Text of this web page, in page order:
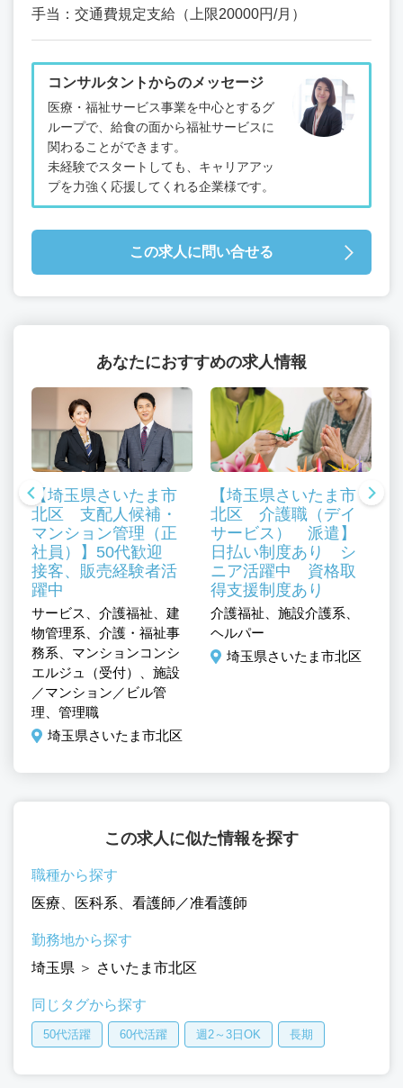
手当：交通費規定支給（上限20000円/月）
コンサルタントからのメッセージ
医療・福祉サービス事業を中心とするグ
ループで、給食の面から福祉サービスに
関わることができます。
未経験でスタートしても、キャリアアッ
プを力強く応援してくれる企業様です。
この求人に問い合せる
あなたにおすすめの求人情報
【埼玉県さいたま市
北区 支配人候補・
マンション管理（正
社員）】50代歓迎
接客、販売経験者活
躍中
サービス、介護福祉、建
物管理系、介護・福祉事
務系、マンションコンシ
エルジュ（受付）、施設
／マンション／ビル管
理、管理職
埼玉県さいたま市北区
【埼玉県さいたま市
北区 介護職（デイ
サービス） 派遣】
日払い制度あり シ
ニア活躍中 資格取
得支援制度あり
介護福祉、施設介護系、
ヘルパー
埼玉県さいたま市北区
この求人に似た情報を探す
職種から探す
医療
医科系 看護師／准看護師
勤務地から探す
埼玉県 ＞ さいたま市北区
同じタグから探す
50代活躍 60代活躍 週2～3日OK 長期